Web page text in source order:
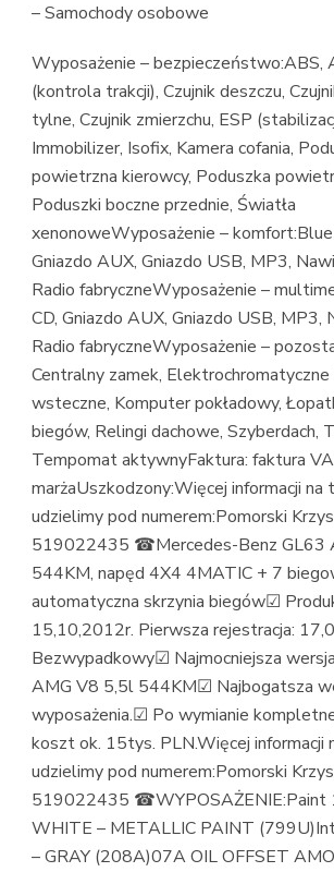
– Samochody osobowe
Wyposażenie – bezpieczeństwo:ABS,
(kontrola trakcji), Czujnik deszczu,
tylne, Czujnik zmierzchu, ESP
Immobilizer, Isofix, Kamera cofania,
powietrzna kierowcy, Poduszka
Poduszki boczne przednie, Światła
xenonoweWyposażenie –
Gniazdo AUX, Gniazdo USB, MP3,
Radio fabryczneWyposażenie –
CD, Gniazdo AUX, Gniazdo USB, MP3,
Radio fabryczneWyposażenie –
Centralny zamek,
wsteczne, Komputer pokładowy,
biegów, Relingi dachowe, Szyberdach,
Tempomat aktywnyFaktura: faktura
marżaUszkodzony:Więcej informacji
udzielimy pod numerem:Pomorski
519022435 ☎Mercedes-Benz GL63
544KM, napęd 4X4 4MATIC + 7
automatyczna skrzynia biegów☑
15,10,2012r. Pierwsza rejestracja:
Bezwypadkowy☑ Najmocniejsza
AMG V8 5,5l 544KM☑ Najbogatsza
wyposażenia.☑ Po wymianie
koszt ok. 15tys. PLN.Więcej
udzielimy pod numerem:Pomorski
519022435 ☎WYPOSAŻENIE:Paint
WHITE – METALLIC PAINT
– GRAY (208A)07A OIL OFFSET